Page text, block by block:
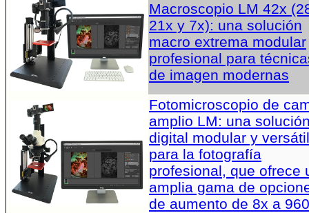
Macroscopio LM 42x
21x y 7x): una solución
macro extrema modular
profesional para
de imagen modernas
Fotomicroscopio de
amplio LM: una
digital modular y versátil
para la fotografía
profesional, que ofrece
amplia gama de
de aumento de 8x a